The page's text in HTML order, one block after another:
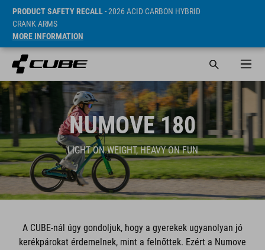
PRODUCT SAFETY RECALL- 2026 ACID CARBON HYBRID
CRANK ARMS
MORE INFORMATION
NUMOVE 180
LIGHT ON WEIGHT, HEAVY ON FUN
A CUBE-nál úgy gondoljuk, hogy a gyerekek ugyanolyan jó
kerékpárokat érdemelnek, mint a felnőttek. Ezért a Numove